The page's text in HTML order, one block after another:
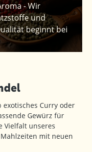
- Wir
und
beginnt bei
Curry oder
Gewürz für
Vielfalt unseres
mit neuen